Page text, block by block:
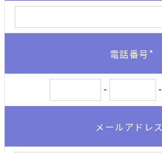
電話番号*
- -
メールアドレス